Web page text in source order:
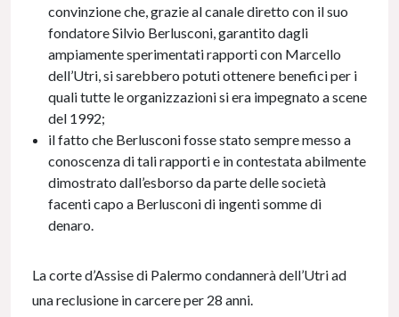
convinzione che, grazie al canale diretto con il suo
fondatore Silvio Berlusconi, garantito dagli
ampiamente sperimentati rapporti con Marcello
dell’Utri, si sarebbero potuti ottenere benefici per i
quali tutte le organizzazioni si era impegnato a scene
del 1992;
il fatto che Berlusconi fosse stato sempre messo a
conoscenza di tali rapporti e in contestata abilmente
dimostrato dall’esborso da parte delle società
facenti capo a Berlusconi di ingenti somme di
denaro.
La corte d’Assise di Palermo condannerà dell’Utri ad
una reclusione in carcere per 28 anni.